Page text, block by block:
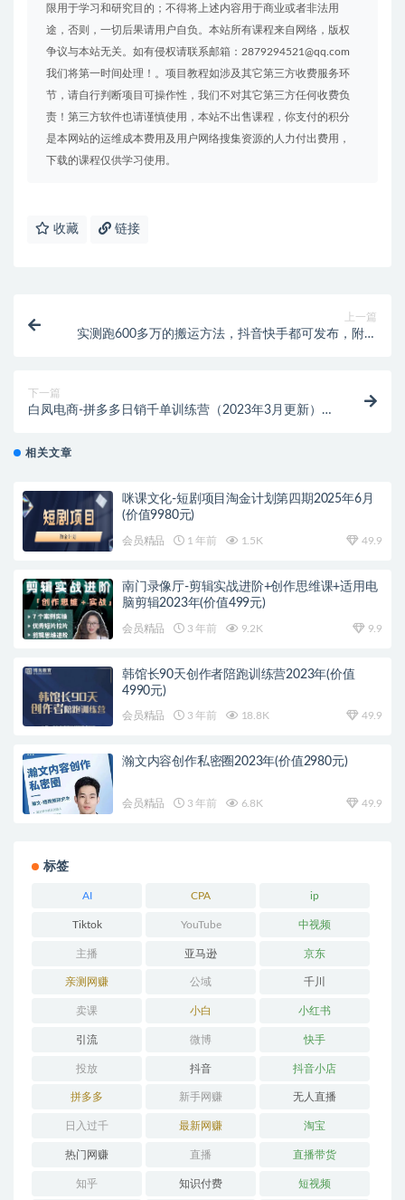
限用于学习和研究目的；不得将上述内容用于商业或者非法用
途，否则，一切后果请用户自负。本站所有课程来自网络，版权
争议与本站无关。如有侵权请联系邮箱：2879294521@qq.com
我们将第一时间处理！。项目教程如涉及其它第三方收费服务环
节，请自行判断项目可操作性，我们不对其它第三方任何收费负
责！第三方软件也请谨慎使用，本站不出售课程，你支付的积分
是本网站的运维成本费用及用户网络搜集资源的人力付出费用，
下载的课程仅供学习使用。
收藏 链接
上一篇
实测跑600多万的搬运方法，抖音快手都可发布，附软
下一篇
白凤电商-拼多多日销千单训练营（2023年3月更新）
相关文章
咪课文化-短剧项目淘金计划第四期2025年6月
(价值9980元)
会员精品 1 年前 1.5K 49.9
南门录像厅-剪辑实战进阶+创作思维课+适用电
脑剪辑2023年(价值499元)
会员精品 3 年前 9.2K 9.9
韩馆长90天创作者陪跑训练营2023年(价值
4990元)
会员精品 3 年前 18.8K 49.9
瀚文内容创作私密圈2023年(价值2980元)
会员精品 3 年前 6.8K 49.9
标签
AI CPA ip
Tiktok YouTube 中视频
主播 亚马逊 京东
亲测网赚 公域 千川
卖课 小白 小红书
引流 微博 快手
投放 抖音 抖音小店
拼多多 新手网赚 无人直播
日入过千 最新网赚 淘宝
热门网赚 直播 直播带货
知乎 知识付费 短视频